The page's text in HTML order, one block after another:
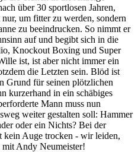
über 30 sportlosen Jahren,
um fitter zu werden, sondern
zu beeindrucken. So nimmt er
auf und begibt sich in die
Knockout Boxing und Super
ist, ist aber nicht immer ein
die Letzten sein. Blöd ist
Grund für seinen plötzlichen
kurzerhand in ein schäbiges
Mann muss nun
weiter gestalten soll: Hammer
oder ein Nichts? Bei der
kein Auge trocken - wir leiden,
mit Andy Neumeister!